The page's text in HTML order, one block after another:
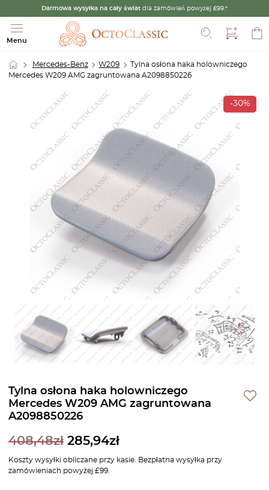
Darmowa wysyłka na cały świat dla zamówień powyżej £99.*
Menu
Szukaj
Mercedes-Benz W209
Tylna osłona haka holowniczego
Mercedes W209 AMG zagruntowana A2098850226
-30%
Tylna osłona haka holowniczego
Mercedes W209 AMG zagruntowana
A2098850226
408,48zł 285,94zł
Koszty wysyłki obliczane przy kasie. Bezpłatna wysyłka przy
zamówieniach powyżej £99.